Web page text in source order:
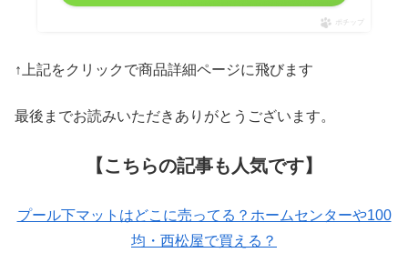
ポチップ
↑上記をクリックで商品詳細ページに飛びます
最後までお読みいただきありがとうございます。
【こちらの記事も人気です】
プール下マットはどこに売ってる？ホームセンターや100
均・西松屋で買える？